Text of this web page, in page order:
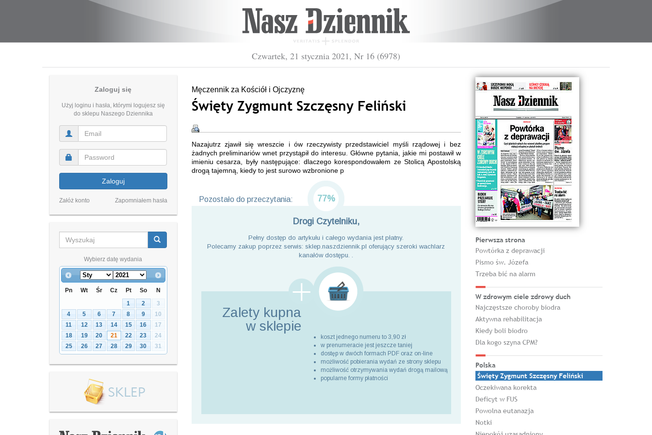
Czwartek, 21 stycznia 2021, Nr 16 (6978)
Zaloguj się
Użyj loginu i hasła, którymi logujesz się
do sklepu Naszego Dziennika
Zaloguj
Załóż konto Zapomniałem hasła
Wybierz datę wydania
Pn Wt Śr Cz Pt So
N
1
2
3
4
5 6 7 8 9
10
11
12 13 14 15 16
17
18
19 20 21 22 23
24
25
26 27 28 29 30 31
Męczennik za Kościół i Ojczyznę
Święty Zygmunt Szczęsny Feliński
Nazajutrz zjawił się wreszcie i ów rzeczywisty przedstawiciel myśli rządowej i bez
żadnych preliminariów wnet przystąpił do interesu. Główne pytania, jakie mi postawił w
imieniu cesarza, były następujące: dlaczego korespondowałem ze Stolicą Apostolską
drogą tajemną, kiedy to jest surowo wzbronione p
Pozostało do przeczytania: 77%
Drogi Czytelniku,
Pełny dostęp do artykułu i całego wydania jest płatny.
Polecamy zakup poprzez serwis: sklep.naszdziennik.pl oferujący szeroki wachlarz
kanałów dostępu. .
Zalety kupna
w sklepie
koszt jednego numeru to 3,90 zł
w prenumeracie jest jeszcze taniej
dostęp w dwóch formach PDF oraz on-line
możliwość pobierania wydań ze strony sklepu
możliwość otrzymywania wydań drogą mailową
popularne formy płatności
Pierwsza strona
Powtórka z deprawacji
Pismo św. Józefa
Trzeba bić na alarm
W zdrowym ciele zdrowy duch
Najczęstsze choroby biodra
Aktywna rehabilitacja
Kiedy boli biodro
Dla kogo szyna CPM?
Polska
Święty Zygmunt Szczęsny Feliński
Oczekiwana korekta
Deficyt w FUS
Powolna eutanazja
Notki